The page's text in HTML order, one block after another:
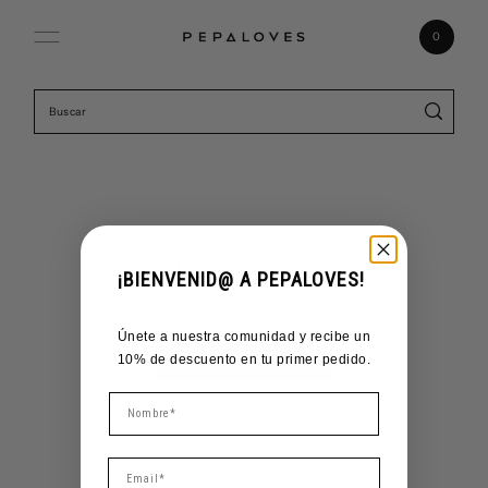
0
Colección vacía
Todas las Colecciones
¡BIENVENID@ A PEPALOVES!
Únete a nuestra comunidad y recibe un
10% de descuento en tu primer pedido.